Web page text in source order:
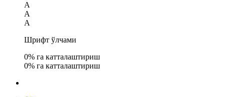
A
A
A
Шрифт ўлчами
0% га катталаштириш
0% га катталаштириш